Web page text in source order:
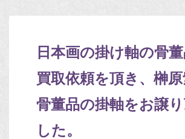
日本画の掛け軸の骨
買取依頼を頂き、榊
骨董品の掛軸をお譲り
した。